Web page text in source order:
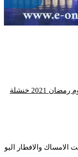
2021 خنشلة